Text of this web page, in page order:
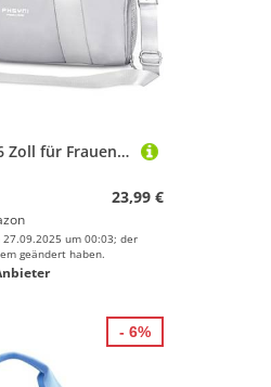
Sporttasche 16 Zoll für Frauen & Kinder,Mit Schuhfach & Trocken-Nass Trennung,Praktisch für Fitness, Tanzen, Schwimmen,Grau
23,99 €
um 00:03; der
geändert haben.
- 6%